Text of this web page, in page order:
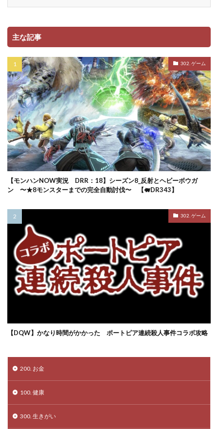
主な記事
302. ゲーム
【モンハンNOW実況 DRR：18】シーズン8_反射とヘビーボウガ
ン 〜★8モンスターまでの完全自動討伐〜 【🐖DR343】
302. ゲーム
【DQW】かなり時間がかかった ポートピア連続殺人事件コラボ攻略
200. お金
100. 健康
300. 生きがい